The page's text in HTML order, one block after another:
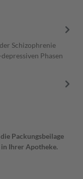
Schizophrenie
Phasen
Packungsbeilage
Ihrer Apotheke.